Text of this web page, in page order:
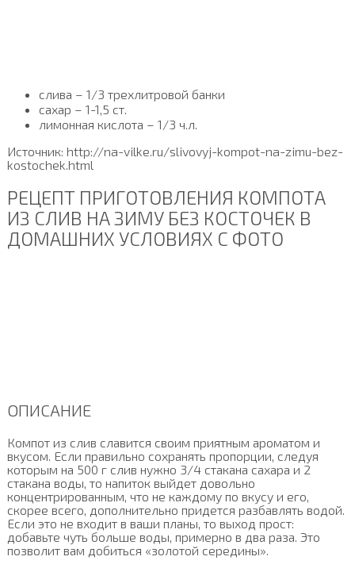
слива – 1/3 трехлитровой банки
сахар – 1-1,5 ст.
лимонная кислота – 1/3 ч.л.
Источник: http://na-vilke.ru/slivovyj-kompot-na-zimu-bez-
kostochek.html
РЕЦЕПТ ПРИГОТОВЛЕНИЯ КОМПОТА
ИЗ СЛИВ НА ЗИМУ БЕЗ КОСТОЧЕК В
ДОМАШНИХ УСЛОВИЯХ С ФОТО
ОПИСАНИЕ
Компот из слив славится своим приятным ароматом и
вкусом. Если правильно сохранять пропорции, следуя
которым на 500 г слив нужно 3/4 стакана сахара и 2
стакана воды, то напиток выйдет довольно
концентрированным, что не каждому по вкусу и его,
скорее всего, дополнительно придется разбавлять водой.
Если это не входит в ваши планы, то выход прост:
добавьте чуть больше воды, примерно в два раза. Это
позволит вам добиться «золотой середины».